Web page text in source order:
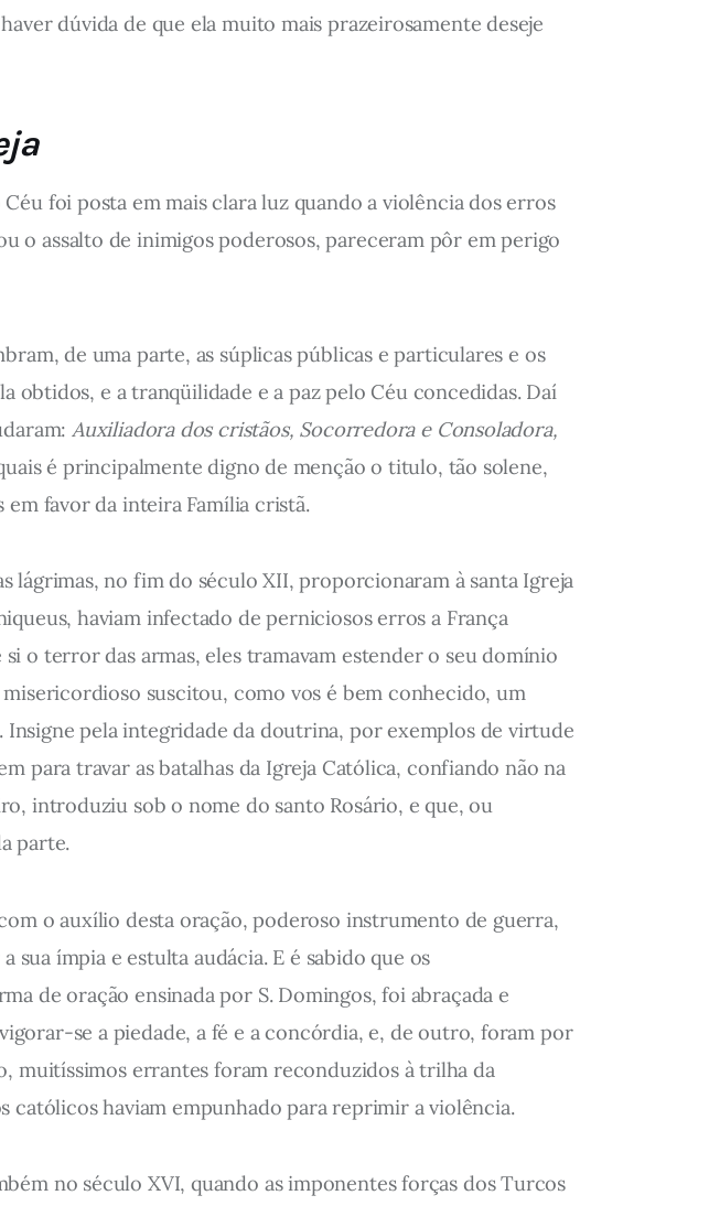
dúvida de que ela muito mais prazeirosamente deseje
foi posta em mais clara luz quando a violência dos erros
o assalto de inimigos poderosos, pareceram pôr em perigo
de uma parte, as súplicas públicas e particulares e os
obtidos, e a tranqüilidade e a paz pelo Céu concedidas. Daí
Auxiliadora dos cristãos, Socorredora e Consoladora,
é principalmente digno de menção o titulo, tão solene,
em favor da inteira Família cristã.
lágrimas, no fim do século XII, proporcionaram à santa Igreja
haviam infectado de perniciosos erros a França
o terror das armas, eles tramavam estender o seu domínio
suscitou, como vos é bem conhecido, um
pela integridade da doutrina, por exemplos de virtude
para travar as batalhas da Igreja Católica, confiando não na
introduziu sob o nome do santo Rosário, e que, ou
parte.
o auxílio desta oração, poderoso instrumento de guerra,
ímpia e estulta audácia. E é sabido que os
de oração ensinada por S. Domingos, foi abraçada e
se a piedade, a fé e a concórdia, e, de outro, foram por
muitíssimos errantes foram reconduzidos à trilha da
católicos haviam empunhado para reprimir a violência.
no século XVI, quando as imponentes forças dos Turcos